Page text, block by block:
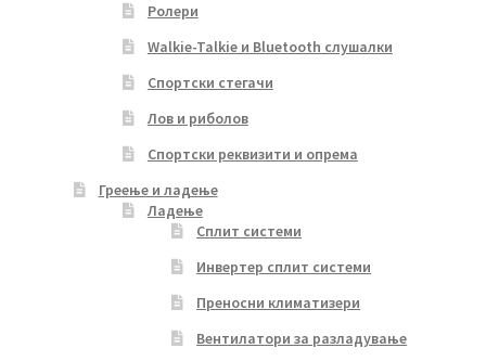
Ролери
Walkie-Talkie и Bluetooth слушалки
Спортски стегачи
Лов и риболов
Спортски реквизити и опрема
Греење и ладење
Ладење
Сплит системи
Инвертер сплит системи
Преносни климатизери
Вентилатори за разладување